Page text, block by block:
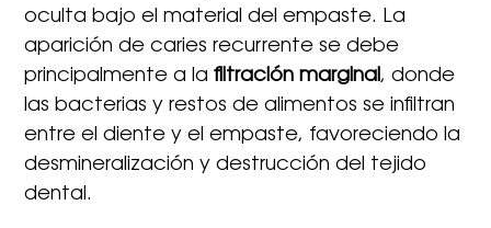
oculta bajo el material del empaste. La
aparición de caries recurrente se debe
principalmente a lafiltración marginal, donde
las bacterias y restos de alimentos se infiltran
entre el diente y el empaste, favoreciendo la
desmineralización y destrucción del tejido
dental.